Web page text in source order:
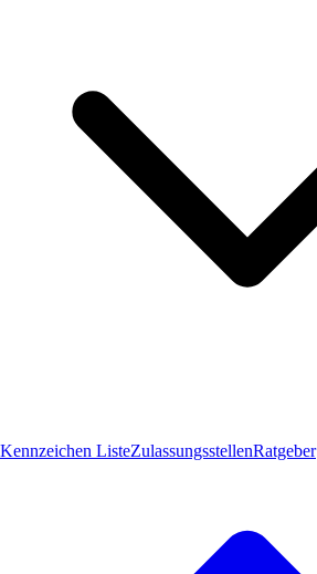
Kennzeichen ListeZulassungsstellenRatgeber